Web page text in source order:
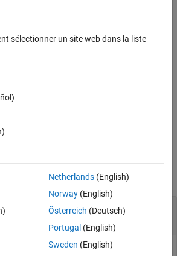
de la page
contrôle.
chemins kinodynamiques avec
pour robot mobile
sélectionner un site web dans la liste
Netherlands(English)
Norway(English)
Österreich (Deutsch)
Portugal (English)
Sweden (English)